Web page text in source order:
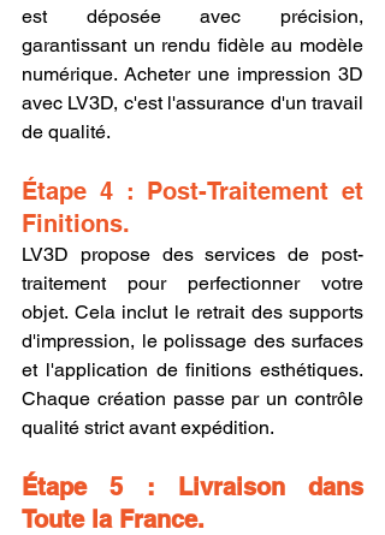
est déposée avec précision,
garantissant un rendu fidèle au modèle
numérique. Acheter une impression 3D
avec LV3D, c'est l'assurance d'un travail
de qualité.
Étape 4 : Post-Traitement et
Finitions.
LV3D propose des services de post-
traitement pour perfectionner votre
objet. Cela inclut le retrait des supports
d'impression, le polissage des surfaces
et l'application de finitions esthétiques.
Chaque création passe par un contrôle
qualité strict avant expédition.
Étape 5 : Livraison dans
Toute la France.